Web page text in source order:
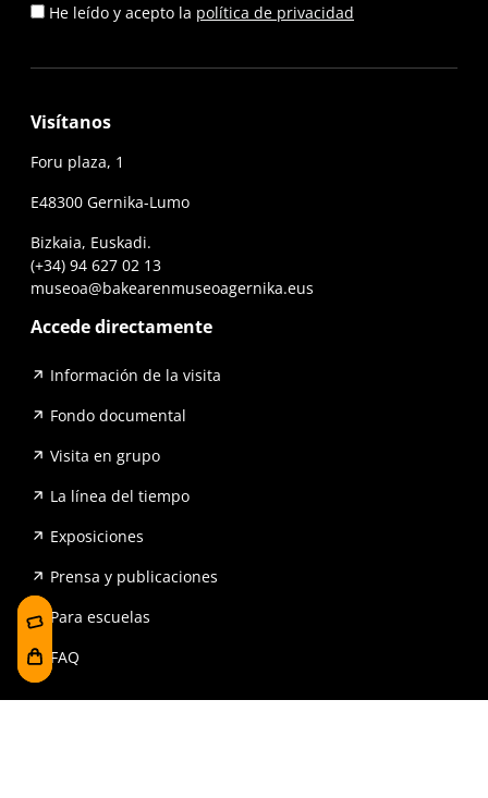
He leído y acepto la política de privacidad
Visítanos
Foru plaza, 1
E48300 Gernika-Lumo
Bizkaia, Euskadi.
(+34) 94 627 02 13
museoa@bakearenmuseoagernika.eus
Accede directamente
Información de la visita
Fondo documental
Visita en grupo
La línea del tiempo
Exposiciones
Prensa y publicaciones
Para escuelas
FAQ